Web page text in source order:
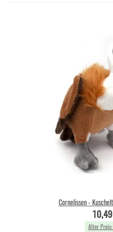
Cornelissen -
Alter Preis: